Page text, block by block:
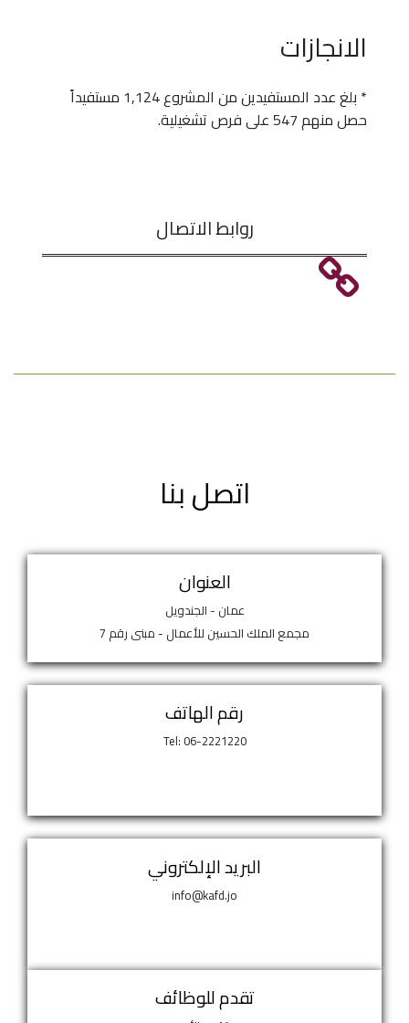
الانجازات
* بلغ عدد المستفيدين من المشروع 1,124 مستفيداً
حصل منهم 547 على فرص تشغيلية.
روابط الاتصال
اتصل بنا
العنوان
عمان - الجندويل
مجمع الملك الحسين للأعمال - مبنى رقم 7
رقم الهاتف
Tel: 06-2221220
البريد الإلكتروني
info@kafd.jo
تقدم للوظائف